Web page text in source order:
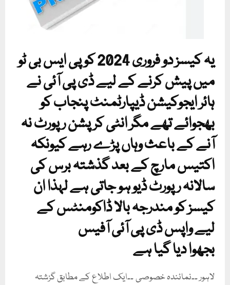
یہ کیسز دو فروری 2024 کو پی ایس بی ٹو
میں پیش کرنے کے لیے ڈی پی آئی نے
ہائر ایجوکیشن ڈیپارٹمنٹ پنجاب کو
بھجوائے تھے مگر انٹی کرپشن رپورٹ نہ
آنے کے باعث وہاں پڑے رہے کیونکہ
اکتیس مارچ کے بعد گذشتہ برس کی
سالانہ رپورٹ ڈیو ہو جاتی ہے لہذا ان
کیسز کو مندرجہ بالا ڈاکومنٹس کے
لیے واپس ڈی پی آئی آفیس
بجھوا دیا گیا ہے
لاہور ۔۔نمائندہ خصوصی ۔۔ایک اطلاع کے مطابق گزشتہ